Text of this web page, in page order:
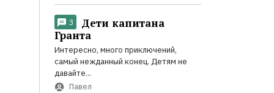
3
Дети капитана
Гранта
Интересно, много приключений,
самый нежданный конец. Детям не
давайте...
Павел